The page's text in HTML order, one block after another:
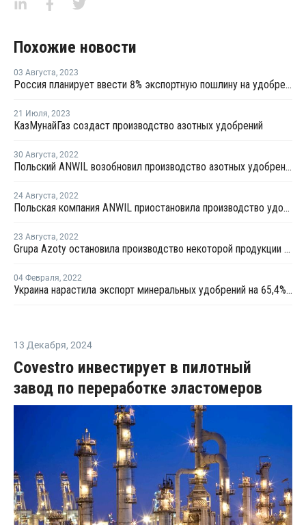
Похожие новости
03 Августа, 2023
Россия планирует ввести 8% экспортную пошлину на удобрения
21 Июля, 2023
КазМунайГаз создаст производство азотных удобрений
30 Августа, 2022
Польский ANWIL возобновил производство азотных удобрений
24 Августа, 2022
Польская компания ANWIL приостановила производство удобрений
23 Августа, 2022
Grupa Azoty остановила производство некоторой продукции из-за рекордных цен на газ
04 Февраля, 2022
Украина нарастила экспорт минеральных удобрений на 65,4% в 2021 году
13 Декабря, 2024
Covestro инвестирует в пилотный
завод по переработке эластомеров